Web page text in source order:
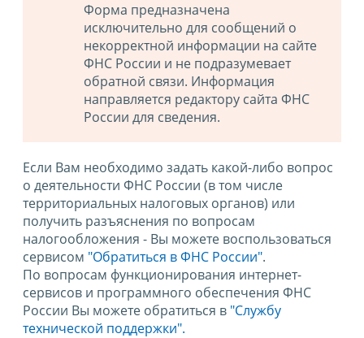
Форма предназначена
исключительно для сообщений о
некорректной информации на сайте
ФНС России и не подразумевает
обратной связи. Информация
направляется редактору сайта ФНС
России для сведения.
Если Вам необходимо задать какой-либо вопрос
о деятельности ФНС России (в том числе
территориальных налоговых органов) или
получить разъяснения по вопросам
налогообложения - Вы можете воспользоваться
сервисом "Обратиться в ФНС России".
По вопросам функционирования интернет-
сервисов и программного обеспечения ФНС
России Вы можете обратиться в "Службу
технической поддержки".